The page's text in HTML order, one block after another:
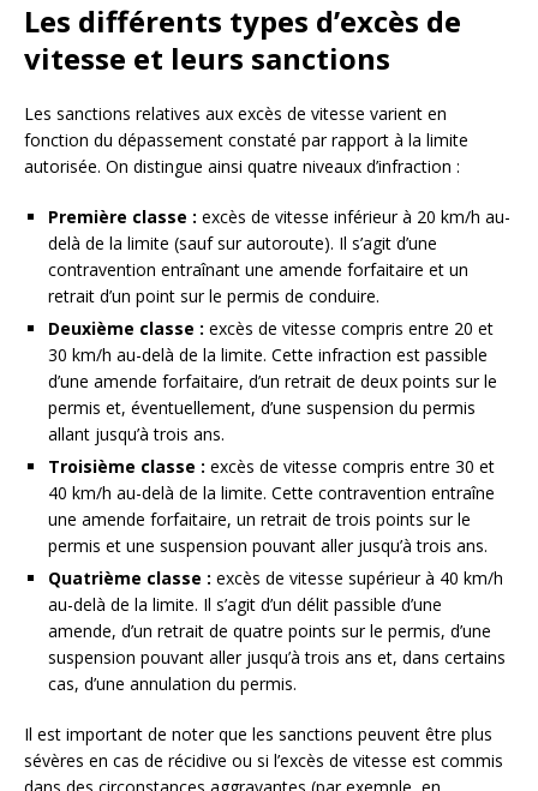
Les différents types d’excès de
vitesse et leurs sanctions
Les sanctions relatives aux excès de vitesse varient en
fonction du dépassement constaté par rapport à la limite
autorisée. On distingue ainsi quatre niveaux d’infraction :
Première classe : excès de vitesse inférieur à 20 km/h au-
delà de la limite (sauf sur autoroute). Il s’agit d’une
contravention entraînant une amende forfaitaire et un
retrait d’un point sur le permis de conduire.
Deuxième classe : excès de vitesse compris entre 20 et
30 km/h au-delà de la limite. Cette infraction est passible
d’une amende forfaitaire, d’un retrait de deux points sur le
permis et, éventuellement, d’une suspension du permis
allant jusqu’à trois ans.
Troisième classe : excès de vitesse compris entre 30 et
40 km/h au-delà de la limite. Cette contravention entraîne
une amende forfaitaire, un retrait de trois points sur le
permis et une suspension pouvant aller jusqu’à trois ans.
Quatrième classe : excès de vitesse supérieur à 40 km/h
au-delà de la limite. Il s’agit d’un délit passible d’une
amende, d’un retrait de quatre points sur le permis, d’une
suspension pouvant aller jusqu’à trois ans et, dans certains
cas, d’une annulation du permis.
Il est important de noter que les sanctions peuvent être plus
sévères en cas de récidive ou si l’excès de vitesse est commis